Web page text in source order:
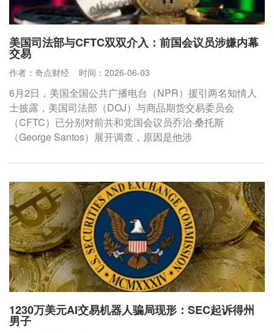
美国司法部与CFTC双双介入：前国会议员涉嫌内幕
交易
作者：奇点财经 时间：2026-06-03
6月2日，美国全国公共广播电台（NPR）援引两名知情人
士披露，美国司法部（DOJ）与商品期货交易委员会
（CFTC）已分别对前共和党国会议员乔治·桑托斯
（George Santos）展开调查，原因是他涉
1230万美元AI交易机器人骗局现形：SEC起诉得州
男子